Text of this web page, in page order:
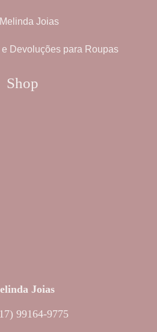
Joias
e Devoluções para Roupas
Shop
Joias
99164-9775